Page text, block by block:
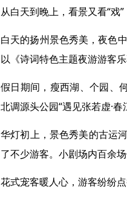
从白天到晚上，看景又看“戏”
白天的扬州景色秀美，夜色
以《诗词特色主题夜游游客
假日期间，瘦西湖、个园、
北调源头公园“遇见张若虚·
华灯初上，景色秀美的古运
了不少游客。小剧场内百余
花式宠客暖人心，游客纷纷